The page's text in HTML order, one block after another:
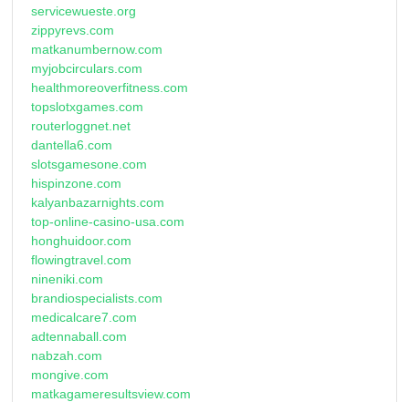
servicewueste.org
zippyrevs.com
matkanumbernow.com
myjobcirculars.com
healthmoreoverfitness.com
topslotxgames.com
routerloggnet.net
dantella6.com
slotsgamesone.com
hispinzone.com
kalyanbazarnights.com
top-online-casino-usa.com
honghuidoor.com
flowingtravel.com
nineniki.com
brandiospecialists.com
medicalcare7.com
adtennaball.com
nabzah.com
mongive.com
matkagameresultsview.com